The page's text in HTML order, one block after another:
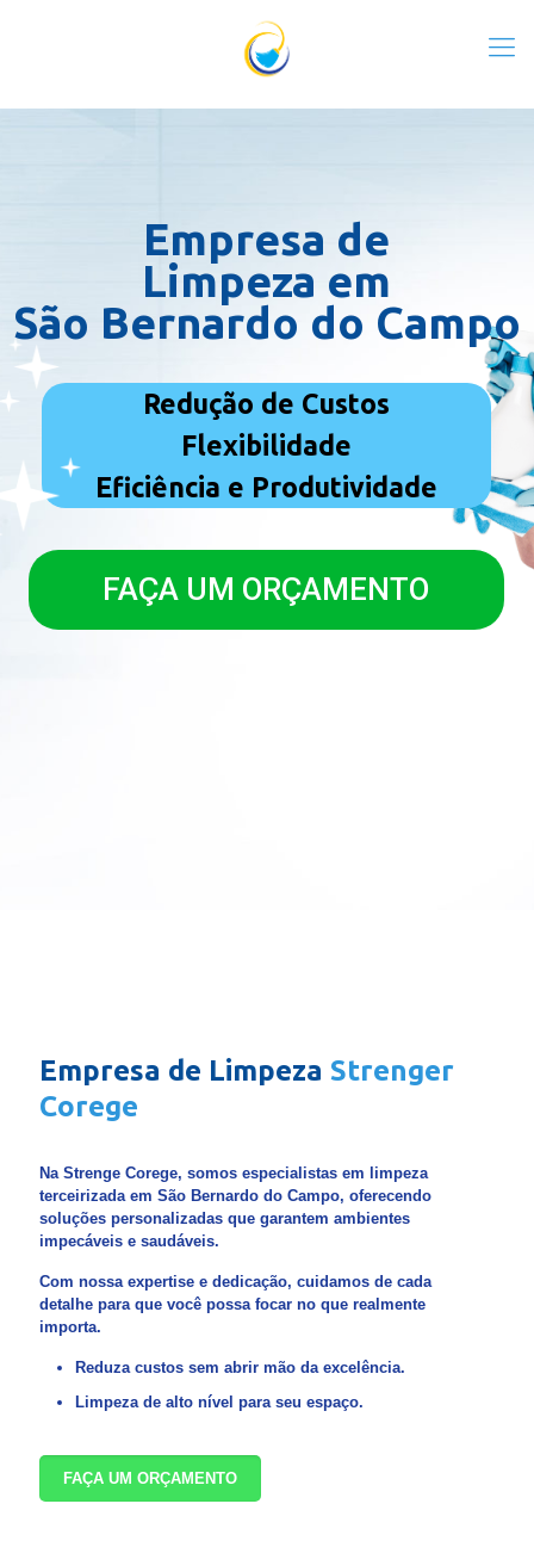
FAÇA UM ORÇAMENTO
Empresa de
Limpeza em
São Bernardo do Campo
Redução de Custos
Flexibilidade
Eficiência e Produtividade
Empresa de Limpeza Strenger
Corege
Na Strenge Corege, somos especialistas em limpeza
terceirizada em São Bernardo do Campo, oferecendo
soluções personalizadas que garantem ambientes
impecáveis e saudáveis.
Com nossa expertise e dedicação, cuidamos de cada
detalhe para que você possa focar no que realmente
importa.
Reduza custos sem abrir mão da excelência.
Limpeza de alto nível para seu espaço.
FAÇA UM ORÇAMENTO